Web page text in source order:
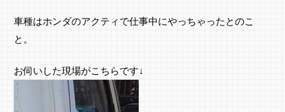
車種はホンダのアクティで仕事中にやっちゃったとのこ
と。
お伺いした現場がこちらです↓